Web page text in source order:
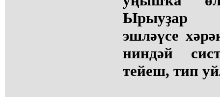
Ырыуҙар
эшләүсе
ниндәй
тейеш, тип